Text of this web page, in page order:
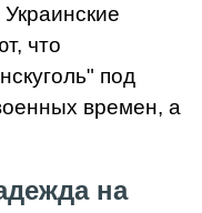
что
под
времен, а
на